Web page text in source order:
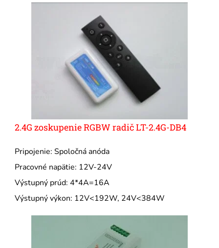
2.4G zoskupenie RGBW radič LT-2.4G-DB4
Pripojenie: Spoločná anóda
Pracovné napätie: 12V-24V
Výstupný prúd: 4*4A=16A
Výstupný výkon: 12V<192W, 24V<384W